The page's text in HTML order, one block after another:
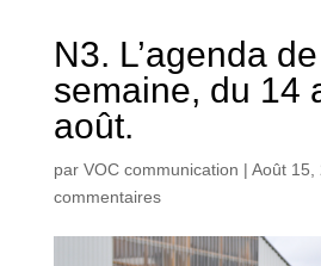
N3. L’agenda
semaine, du 14
août.
par VOC communication | Août 15,
commentaires